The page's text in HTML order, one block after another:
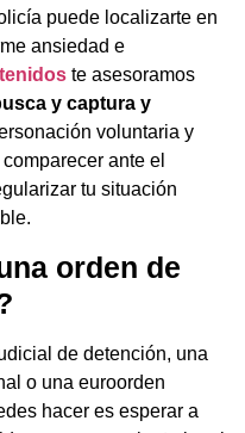
puede localizarte en
ansiedad e
te asesoramos
y captura y
voluntaria y
ante el
tu situación
orden de
de detención, una
o una euroorden
hacer es esperar a